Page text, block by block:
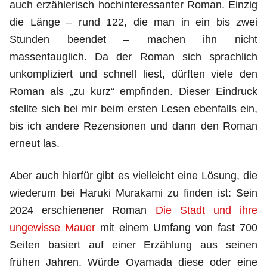
auch erzählerisch hochinteressanter Roman. Einzig
die Länge – rund 122, die man in ein bis zwei
Stunden beendet – machen ihn nicht
massentauglich. Da der Roman sich sprachlich
unkompliziert und schnell liest, dürften viele den
Roman als „zu kurz“ empfinden. Dieser Eindruck
stellte sich bei mir beim ersten Lesen ebenfalls ein,
bis ich andere Rezensionen und dann den Roman
erneut las.
Aber auch hierfür gibt es vielleicht eine Lösung, die
wiederum bei Haruki Murakami zu finden ist: Sein
2024 erschienener Roman Die Stadt und ihre
ungewisse Mauer mit einem Umfang von fast 700
Seiten basiert auf einer Erzählung aus seinen
frühen Jahren. Würde Oyamada diese oder eine